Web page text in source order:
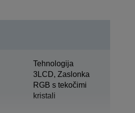
Tehnologija
3LCD, Zaslonka
RGB s tekočimi
kristali